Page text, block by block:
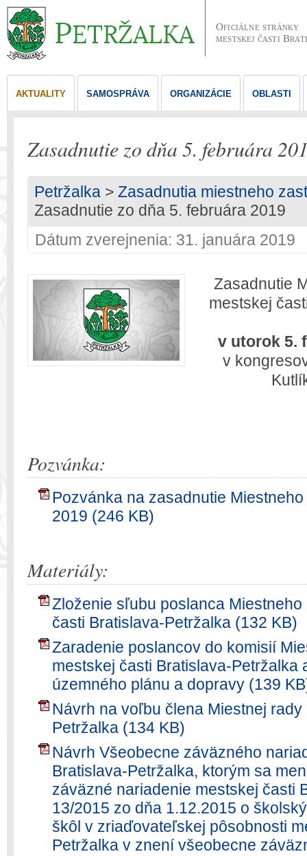
Oficiálne stránky
mestskej časti
AKTUALITY SAMOSPRÁVA ORGANIZÁCIE OBLASTI
Zasadnutie zo dňa 5. februára
Petržalka > Zasadnutia miestneho
Zasadnutie zo dňa 5. februára 2019
Dátum zverejnenia: 31. januára 2019
Zasadnutie
mestskej
v utorok 5.
v
Pozvánka:
Pozvánka na zasadnutie
2019 (246 KB)
Materiály:
Zloženie sľubu poslanca
časti Bratislava-Petržalka (132 KB)
Zaradenie poslancov do komisií
mestskej časti Bratislava-Petržalka
územného plánu a dopravy (139
Návrh na voľbu člena Miestnej
Petržalka (134 KB)
Návrh Všeobecne záväzného
Bratislava-Petržalka, ktorým sa
záväzné nariadenie mestskej časti
13/2015 zo dňa 1.12.2015 o
škôl v zriaďovateľskej pôsobnosti
Petržalka v znení všeobecne